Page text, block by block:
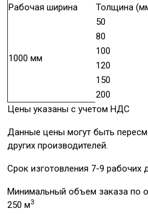
Рабочая ширина Толщина
1000 мм
50
80
100
120
150
200
Цены указаны с учетом НДС
Данные цены могут быть
других производителей.
Срок изготовления 7-9 рабочих
Минимальный объем заказа по
250 м3